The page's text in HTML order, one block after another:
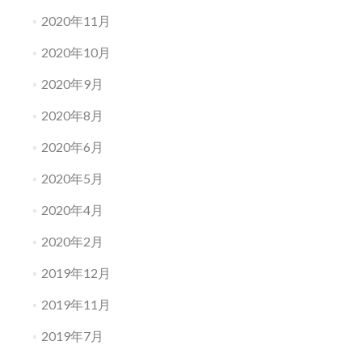
2020年11月
2020年10月
2020年9月
2020年8月
2020年6月
2020年5月
2020年4月
2020年2月
2019年12月
2019年11月
2019年7月